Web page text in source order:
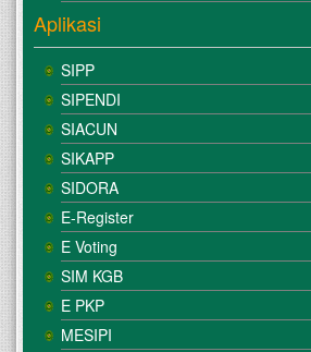
Aplikasi
SIPP
SIPENDI
SIACUN
SIKAPP
SIDORA
E-Register
E Voting
SIM KGB
E PKP
MESIPI